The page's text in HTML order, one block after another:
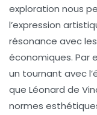
exploration nous
l’expression
résonance avec
économiques. Par
un tournant avec
que Léonard de
normes